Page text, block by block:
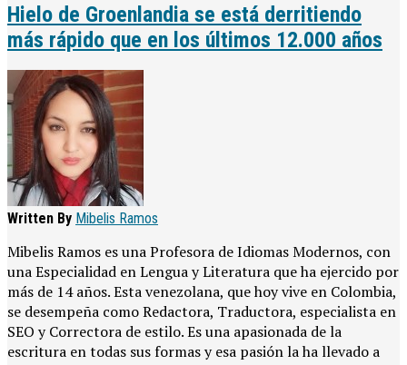
Hielo de Groenlandia se está derritiendo
más rápido que en los últimos 12.000 años
Written By Mibelis Ramos
Mibelis Ramos es una Profesora de Idiomas Modernos, con
una Especialidad en Lengua y Literatura que ha ejercido por
más de 14 años. Esta venezolana, que hoy vive en Colombia,
se desempeña como Redactora, Traductora, especialista en
SEO y Correctora de estilo. Es una apasionada de la
escritura en todas sus formas y esa pasión la ha llevado a